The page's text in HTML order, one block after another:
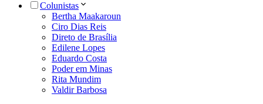
Colunistas
Bertha Maakaroun
Ciro Dias Reis
Direto de Brasília
Edilene Lopes
Eduardo Costa
Poder em Minas
Rita Mundim
Valdir Barbosa